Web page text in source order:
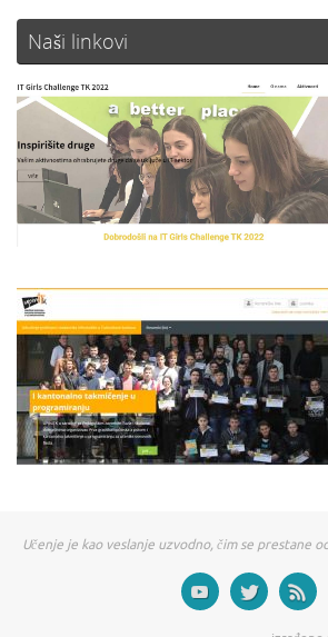
Naši linkovi
Učenje je kao veslanje uzvodno, čim se prestane